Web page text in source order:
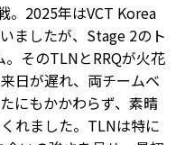
。2025年はVCT Korea
ましたが、Stage 2のト
。そのTLNとRRQが火花
日が遅れ、両チームベ
にもかかわらず、素晴
れました。TLNは特に